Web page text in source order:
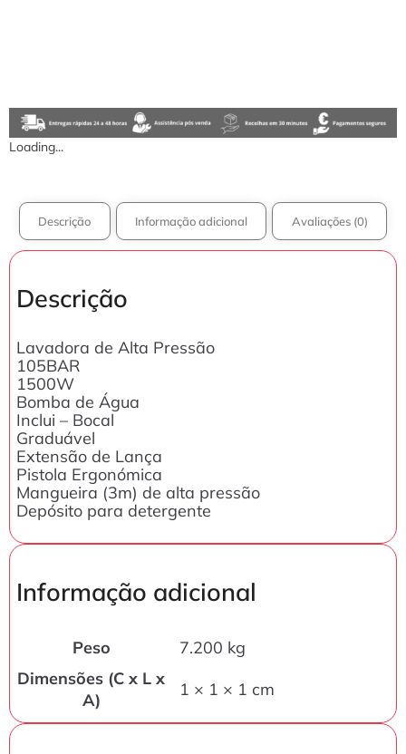
Loading...
Descrição Informação adicional Avaliações (0)
Descrição
Lavadora de Alta Pressão
105BAR
1500W
Bomba de Água
Inclui – Bocal
Graduável
Extensão de Lança
Pistola Ergonómica
Mangueira (3m) de alta pressão
Depósito para detergente
Informação adicional
Peso
7.200 kg
Dimensões (C x L x
A)
1 × 1 × 1 cm